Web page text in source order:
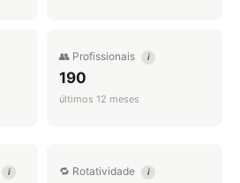
👥 Profissionais i
190
últimos 12 meses
i 🔁 Rotatividade i